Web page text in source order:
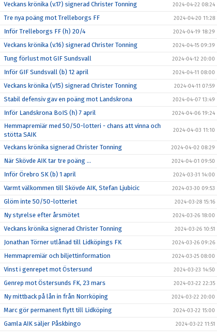
Veckans krönika (v.17) signerad Christer Tonning 2024-04-22 08:24
Tre nya poäng mot Trelleborgs FF 2024-04-20 11:28
Inför Trelleborgs FF (h) 20/4 2024-04-19 18:29
Veckans krönika (v.16) signerad Christer Tonning 2024-04-15 09:39
Tung förlust mot GIF Sundsvall 2024-04-12 20:00
Inför GIF Sundsvall (b) 12 april 2024-04-11 08:00
Veckans krönika (v15) signerad Christer Tonning 2024-04-11 07:59
Stabil defensiv gav en poäng mot Landskrona 2024-04-07 13:49
Inför Landskrona BoIS (h) 7 april 2024-04-06 19:24
Hemmapremiär med 50/50-lotteri - chans att vinna och
stötta SAIK
2024-04-03 11:10
Veckans krönika signerad Christer Tonning 2024-04-02 08:29
När Skövde AIK tar tre poäng ... 2024-04-01 09:50
Inför Örebro SK (b) 1 april 2024-03-31 14:00
Varmt välkommen till Skövde AIK, Stefan Ljubicic 2024-03-30 09:53
Glöm inte 50/50-lotteriet 2024-03-28 15:16
Ny styrelse efter årsmötet 2024-03-26 18:00
Veckans krönika signerad Christer Tonning 2024-03-26 10:51
Jonathan Törner utlånad till Lidköpings FK 2024-03-26 09:26
Hemmapremiär och biljettinformation 2024-03-25 08:00
Vinst i genrepet mot Östersund 2024-03-23 14:50
Genrep mot Östersunds FK, 23 mars 2024-03-22 22:35
Ny mittback på lån in från Norrköping 2024-03-22 20:00
Marc gör permanent flytt till Lidköping 2024-03-22 15:00
Gamla AIK säljer Påskbingo 2024-03-22 11:51